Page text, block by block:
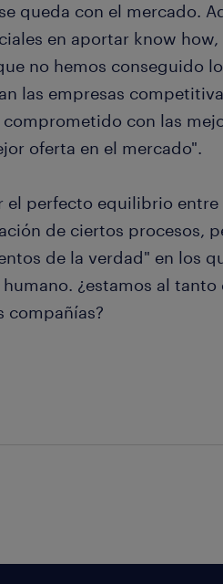
queda con el mercado.
en aportar know
no hemos conseguido
las empresas
con las
oferta en el mercado".
el perfecto equilibrio
de ciertos procesos,
de la verdad" en los
¿estamos al tanto
compañías?